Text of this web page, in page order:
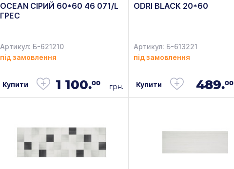
OCEAN СІРИЙ 60*60 46 071/L
ГРЕС
Артикул: Б-621210
під замовлення
Купити 1 100.00 грн.
ODRI BLACK 20*60
Артикул: Б-613221
під замовлення
Купити 489.00